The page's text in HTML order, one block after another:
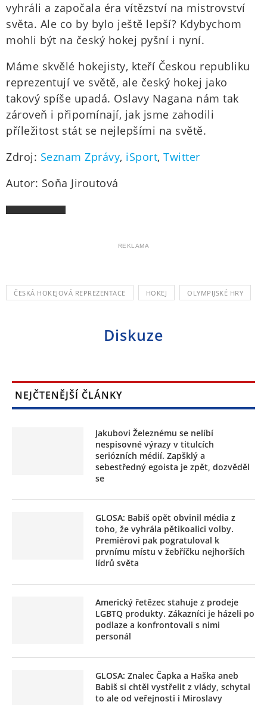
vyhráli a započala éra vítězství na mistrovství
světa. Ale co by bylo ještě lepší? Kdybychom
mohli být na český hokej pyšní i nyní.
Máme skvělé hokejisty, kteří Českou republiku
reprezentují ve světě, ale český hokej jako
takový spíše upadá. Oslavy Nagana nám tak
zároveň i připomínají, jak jsme zahodili
příležitost stát se nejlepšími na světě.
Zdroj: Seznam Zprávy, iSport, Twitter
Autor: Soňa Jiroutová
REKLAMA
ČESKÁ HOKEJOVÁ REPREZENTACE HOKEJ OLYMPIJSKÉ HRY
Diskuze
NEJČTENĚJŠÍ ČLÁNKY
Jakubovi Železnému se nelíbí
nespisovné výrazy v titulcích
seriózních médií. Zapšklý a
sebestředný egoista je zpět, dozvěděl
se
GLOSA: Babiš opět obvinil média z
toho, že vyhrála pětikoalici volby.
Premiérovi pak pogratuloval k
prvnímu místu v žebříčku nejhorších
lídrů světa
Americký řetězec stahuje z prodeje
LGBTQ produkty. Zákazníci je házeli po
podlaze a konfrontovali s nimi
personál
GLOSA: Znalec Čapka a Haška aneb
Babiš si chtěl vystřelit z vlády, schytal
to ale od veřejnosti i Miroslavy